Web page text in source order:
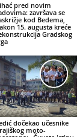
pred novim
završava se
kod Bedema,
15. augusta kreće
Gradskog
dočekao učesnike
moto-